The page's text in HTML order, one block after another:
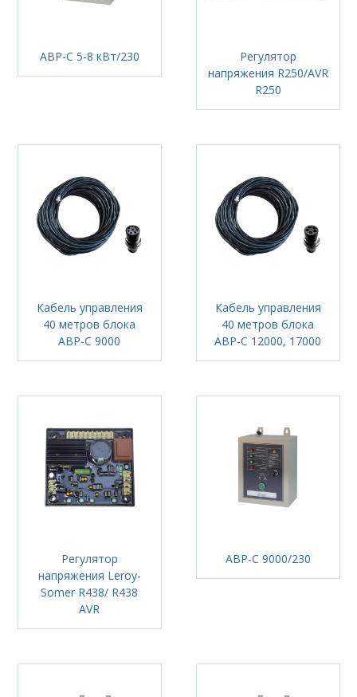
АВР-С 5-8 кВт/230
Регулятор
напряжения R250/AVR
R250
Кабель управления
40 метров блока
АВР-С 9000
Кабель управления
40 метров блока
АВР-С 12000, 17000
Регулятор
напряжения Leroy-
Somer R438/ R438
AVR
АВР-С 9000/230